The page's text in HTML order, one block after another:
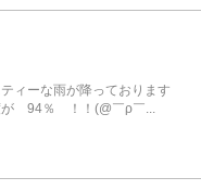
ィーな雨が降っております
が 94％ ！！(@￣ρ￣...